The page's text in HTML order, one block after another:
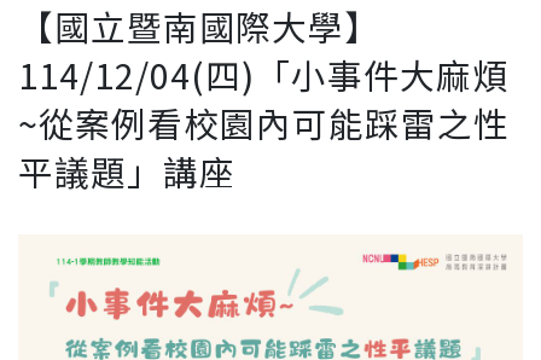
【國立暨南國際大學】
114/12/04(四)「小事件大麻煩
~從案例看校園內可能踩雷之性
平議題」講座